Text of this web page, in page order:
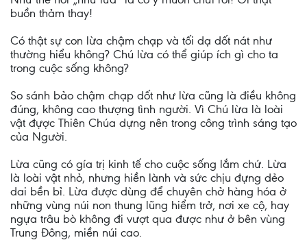
buồn thảm thay!
Có thật sự con lừa chậm chạp và tối dạ dốt nát như
thường hiểu không? Chú lừa có thể giúp ích gì cho ta
trong cuộc sống không?
So sánh bảo chậm chạp dốt như lừa cũng là điều không
đúng, không cao thượng tình người. Vì Chú lừa là loài
vật đựợc Thiên Chúa dựng nên trong công trình sáng tạo
của Người.
Lừa cũng có gía trị kinh tế cho cuộc sống lắm chứ. Lừa
là loài vật nhỏ, nhưng hiền lành và sức chịu đựng dẻo
dai bền bỉ. Lừa được dùng để chuyên chở hàng hóa ở
những vùng núi non thung lũng hiểm trở, nơi xe cộ, hay
ngựa trâu bò không đi vượt qua được như ở bên vùng
Trung Ðông, miền núi cao.